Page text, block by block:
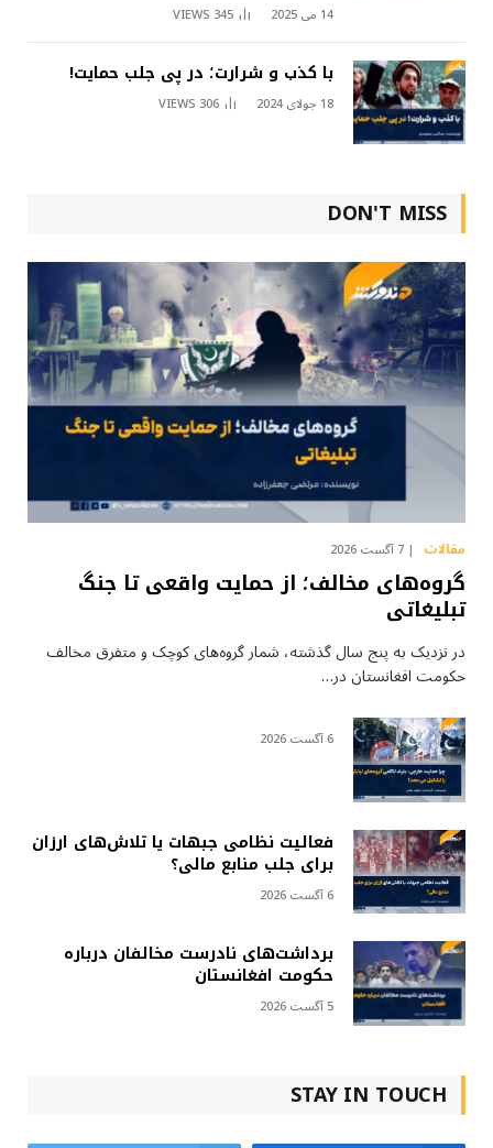
14 می 2025 345
VIEWS
با کذب و شرارت؛ در پی جلب حمایت!
18 جولای 2024 306
VIEWS
DON'T MISS
مقالات 7 آگست 2026
گروه‌های مخالف؛ از حمایت واقعی تا جنگ
تبلیغاتی
در نزدیک به پنج سال گذشته، شمار گروه‌های کوچک و متفرق مخالف
حکومت افغانستان در…
6 آگست 2026
فعالیت نظامی جبهات یا تلاش‌های ارزان
برای جلب منابع مالی؟
6 آگست 2026
برداشت‌های نادرست مخالفان درباره
حکومت افغانستان
5 آگست 2026
STAY IN TOUCH